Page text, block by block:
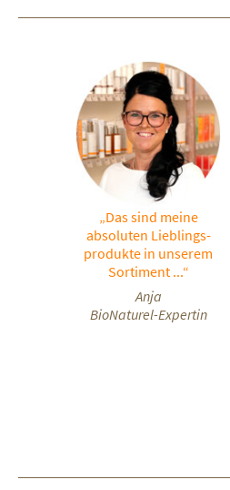
„Das sind meine
absoluten Lieblings-
produkte in unserem
Sortiment ...“
Anja
BioNaturel-Expertin